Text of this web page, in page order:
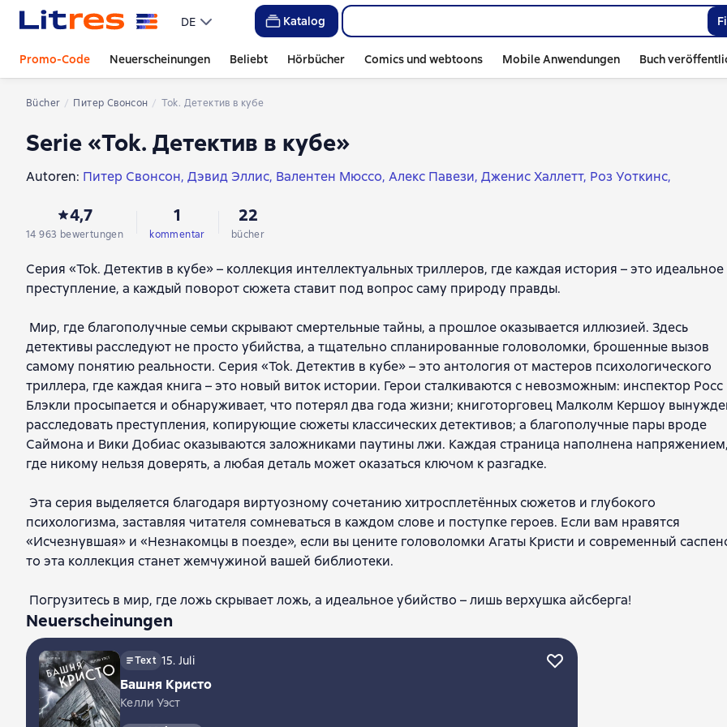
DE Katalog
Promo-Code Neuerscheinungen Beliebt Hörbücher Comics und webtoons Mobile Anwendungen Buch
Bücher Питер Свонсон Tok. Детектив в кубе
Serie «Tok. Детектив в кубе»
Autoren: Питер Свонсон Дэвид Эллис Валентен Мюссо Алекс Павези Дженис Халлетт Роз Уоткинс
4,7
14 963 bewertungen
1
kommentar
22
bücher
Серия «Tok. Детектив в кубе» – коллекция интеллектуальных триллеров, где каждая история – это идеальное
преступление, а каждый поворот сюжета ставит под вопрос саму природу правды.
Мир, где благополучные семьи скрывают смертельные тайны, а прошлое оказывается иллюзией. Здесь
детективы расследуют не просто убийства, а тщательно спланированные головоломки, брошенные вызов
самому понятию реальности. Серия «Tok. Детектив в кубе» – это антология от мастеров психологического
триллера, где каждая книга – это новый виток истории. Герои сталкиваются с невозможным: инспектор Росс
Блэкли просыпается и обнаруживает, что потерял два года жизни; книготорговец Малколм Кершоу
расследовать преступления, копирующие сюжеты классических детективов; а благополучные пары вроде
Саймона и Вики Добиас оказываются заложниками паутины лжи. Каждая страница наполнена напряжением,
где никому нельзя доверять, а любая деталь может оказаться ключом к разгадке.
Эта серия выделяется благодаря виртуозному сочетанию хитросплетённых сюжетов и глубокого
психологизма, заставляя читателя сомневаться в каждом слове и поступке героев. Если вам нравятся
«Исчезнувшая» и «Незнакомцы в поезде», если вы цените головоломки Агаты Кристи и современный
то эта коллекция станет жемчужиной вашей библиотеки.
Погрузитесь в мир, где ложь скрывает ложь, а идеальное убийство – лишь верхушка айсберга!
Neuerscheinungen
Text 15. Juli
Башня Кристо
Келли Уэст